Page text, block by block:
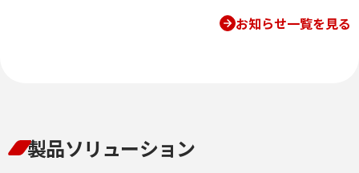
お知らせ一覧を見る
製品ソリューション